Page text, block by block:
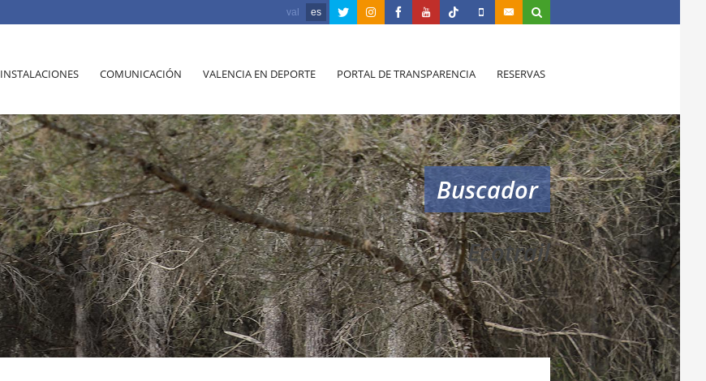
val es
INSTALACIONES COMUNICACIÓN VALENCIA EN DEPORTE PORTAL DE TRANSPARENCIA RESERVAS
Buscador
Ecotrail